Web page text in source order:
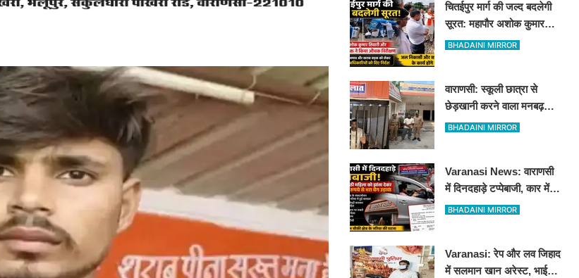
चितईपुर मार्ग की जल्द बदलेगी
सूरत: महापौर अशोक कुमार
तिवारी और नगर आयुक्त ने किया
BHADAINI MIRROR
वाराणसी: स्कूली छात्रा से
छेड़खानी करने वाला मनबढ़
गिरफ्तार, लंका पुलिस ने उतारी
BHADAINI MIRROR
Varanasi News: वाराणसी
में दिनदहाड़े टप्पेबाजी, कार में
बैठी महिला को झांसा देकर 5
BHADAINI MIRROR
Varanasi: रेप और लव जिहाद
में सलमान खान अरेस्ट, भाई